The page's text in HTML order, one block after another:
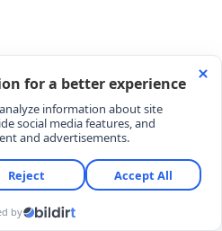
ceza verılıyorsa o zaman
almamış olur